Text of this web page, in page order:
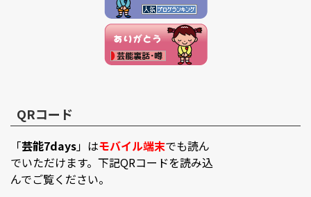
QRコード
「芸能7days」はモバイル端末でも読ん
でいただけます。下記QRコードを読み込
んでご覧ください。